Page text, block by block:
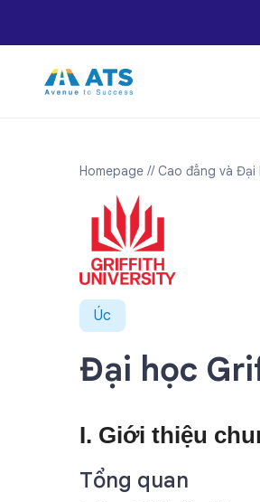
Homepage // Cao đẳng và Đại
Úc
Đại học
I. Giới thiệu
Tổng quan